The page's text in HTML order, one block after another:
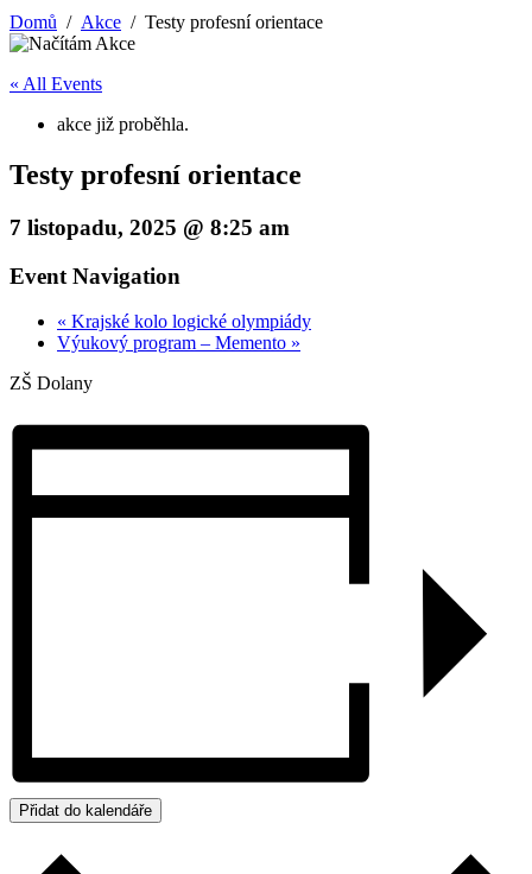
Domů Akce Testy profesní orientace
« All Events
akce již proběhla.
Testy profesní orientace
7 listopadu, 2025 @ 8:25 am
Event Navigation
« Krajské kolo logické olympiády
Výukový program – Memento »
ZŠ Dolany
Přidat do kalendáře